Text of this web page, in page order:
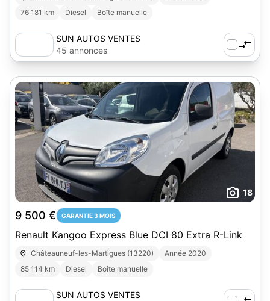
76 181 km
Diesel Boîte manuelle
SUN AUTOS VENTES
45 annonces
18
9 500 € GARANTIE 3 MOIS
Renault Kangoo Express Blue DCI 80 Extra R-Link
Châteauneuf-les-Martigues (13220)
Année 2020
85 114 km
Diesel Boîte manuelle
SUN AUTOS VENTES